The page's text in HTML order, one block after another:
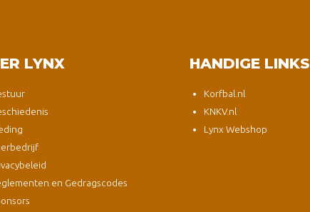
LYNX
en Gedragscodes
HANDIGE LINKS
Korfbal.nl
KNKV.nl
Lynx Webshop